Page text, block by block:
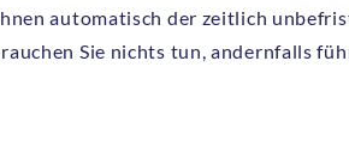
automatisch der zeitlich
Sie nichts tun, andernfalls